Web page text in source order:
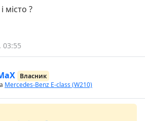
місто ?
03:55
Власник
Mercedes-Benz E-class (W210)